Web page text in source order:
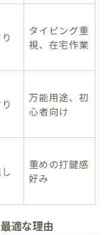
タイピング重
視、在宅作業
万能用途、初
心者向け
重めの打鍵感
好み
適な理由